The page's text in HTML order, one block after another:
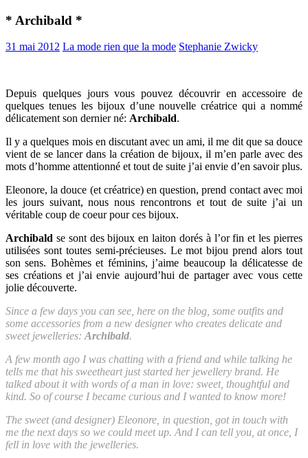
* Archibald *
31 mai 2012 La mode rien que la mode Stephanie Zwicky
Depuis quelques jours vous pouvez découvrir en accessoire de
quelques tenues les bijoux d’une nouvelle créatrice qui a nommé
délicatement son dernier né: Archibald.
Il y a quelques mois en discutant avec un ami, il me dit que sa douce
vient de se lancer dans la création de bijoux, il m’en parle avec des
mots d’homme attentionné et tout de suite j’ai envie d’en savoir plus.
Eleonore, la douce (et créatrice) en question, prend contact avec moi
les jours suivant, nous nous rencontrons et tout de suite j’ai un
véritable coup de coeur pour ces bijoux.
Archibald se sont des bijoux en laiton dorés à l’or fin et les pierres
utilisées sont toutes semi-précieuses. Le mot bijou prend alors tout
son sens. Bohèmes et féminins, j’aime beaucoup la délicatesse de
ses créations et j’ai envie aujourd’hui de partager avec vous cette
jolie découverte.
Since a few days you can see, here on the blog, some outfits and
some accessories from a new designer who creates delicate and
sweet jewelleries: Archibald.
A few month ago I was chatting with a friend and while talking he
tells me that his sweetheart just started her jewellery brand. He
talked about it with words of a man in love: sweet, thoughtful and
kind. So of course I became curious and I wanted to know more!
The sweet (and designer) Eleonore, in question, got in touch with
me the next days so we could meet up. And I can tell you, at once, I
fell in love with the jewelleries.